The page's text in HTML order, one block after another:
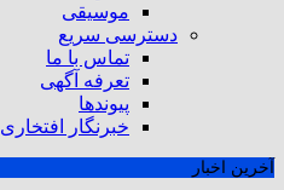
موسیقی
دسترسی سریع
تماس با ما
تعرفه آگهی
پیوندها
خبرنگار افتخاری
آخرین اخبار